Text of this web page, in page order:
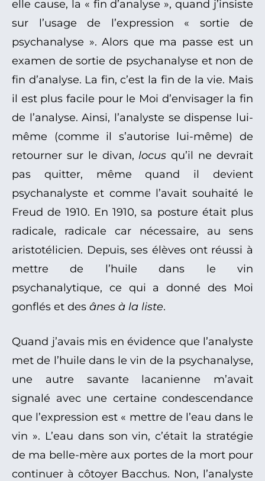
elle cause, la « fin d’analyse », quand j’insiste
sur l’usage de l’expression « sortie de
psychanalyse ». Alors que ma passe est un
examen de sortie de psychanalyse et non de
fin d’analyse. La fin, c’est la fin de la vie. Mais
il est plus facile pour le Moi d’envisager la fin
de l’analyse. Ainsi, l’analyste se dispense lui-
même (comme il s’autorise lui-même) de
retourner sur le divan, locus qu’il ne devrait
pas quitter, même quand il devient
psychanalyste et comme l’avait souhaité le
Freud de 1910. En 1910, sa posture était plus
radicale, radicale car nécessaire, au sens
aristotélicien. Depuis, ses élèves ont réussi à
mettre de l’huile dans le vin
psychanalytique, ce qui a donné des Moi
gonflés et des ânes à la liste.
Quand j’avais mis en évidence que l’analyste
met de l’huile dans le vin de la psychanalyse,
une autre savante lacanienne m’avait
signalé avec une certaine condescendance
que l’expression est « mettre de l’eau dans le
vin ». L’eau dans son vin, c’était la stratégie
de ma belle-mère aux portes de la mort pour
continuer à côtoyer Bacchus. Non, l’analyste